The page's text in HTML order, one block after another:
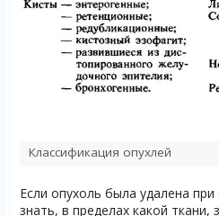
Классификация опухлей
Если опухоль была удалена
знать, в пределах какой